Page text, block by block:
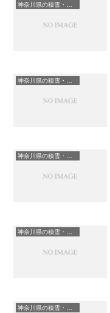
神奈川県の積雪・凍結情報